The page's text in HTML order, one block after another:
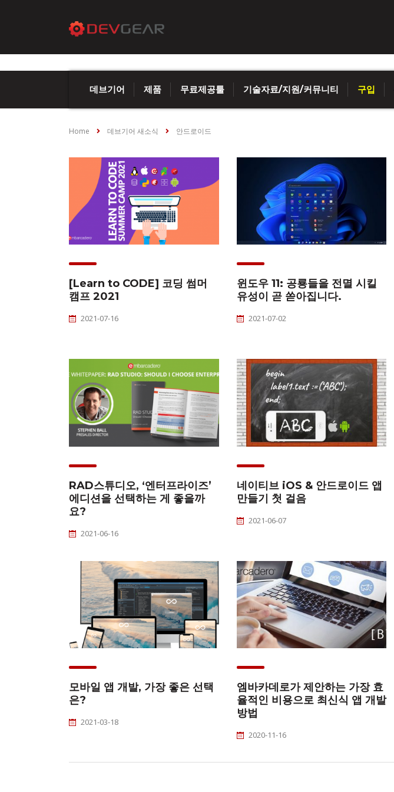
데브기어 제품 무료제공툴 기술자료/지원/커뮤니티 구입
Home 데브기어 새소식 안드로이드
[Learn to CODE] 코딩 썸머
캠프 2021
2021-07-16
윈도우 11: 공룡들을 전멸 시킬
유성이 곧 쏟아집니다.
2021-07-02
RAD스튜디오, ‘엔터프라이즈’
에디션을 선택하는 게 좋을까
요?
2021-06-16
네이티브 iOS & 안드로이드 앱
만들기 첫 걸음
2021-06-07
모바일 앱 개발, 가장 좋은 선택
은?
2021-03-18
엠바카데로가 제안하는 가장 효
율적인 비용으로 최신식 앱 개발
방법
2020-11-16